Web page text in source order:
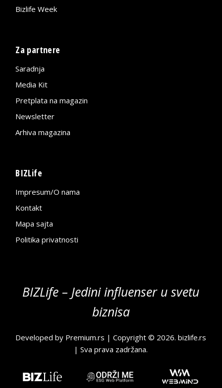
Bizlife Week
Za partnere
Saradnja
Media Kit
Pretplata na magazin
Newsletter
Arhiva magazina
BIZLife
Impresum/O nama
Kontakt
Mapa sajta
Politika privatnosti
BIZLife – Jedini influenser u svetu
biznisa
Developed by Premium.rs | Copyright © 2026.bizlife.rs
| Sva prava zadržana.